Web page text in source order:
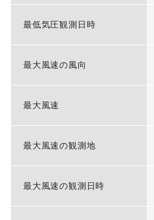
最低気圧観測日時
最大風速の風向
最大風速
最大風速の観測地
最大風速の観測日時